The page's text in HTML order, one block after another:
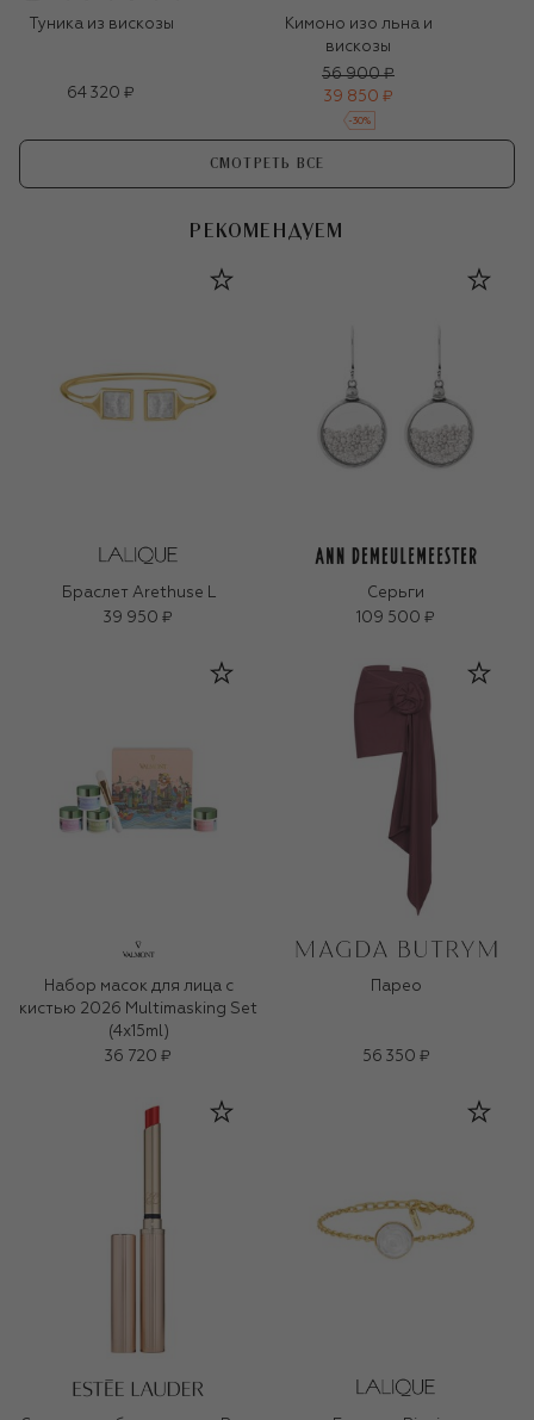
Туника из вискозы
64 320 ₽
Кимоно изо льна и
вискозы
56 900 ₽
39 850 ₽
-30%
СМОТРЕТЬ ВСЕ
РЕКОМЕНДУЕМ
Браслет Arethuse L
39 950 ₽
Серьги
109 500 ₽
Набор масок для лица с
кистью 2026 Multimasking Set
(4x15ml)
36 720 ₽
Парео
56 350 ₽